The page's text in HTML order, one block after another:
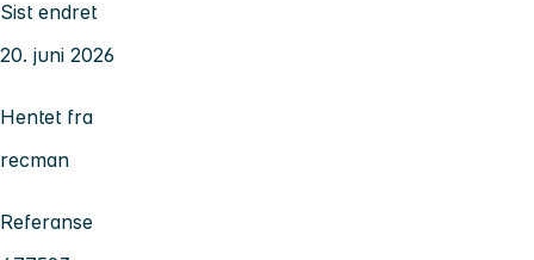
Sist endret
20. juni 2026
Hentet fra
recman
Referanse